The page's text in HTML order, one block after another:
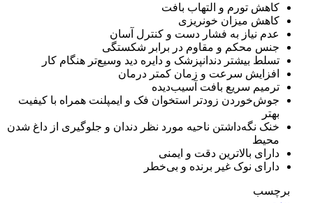
کاهش تورم و التهاب بافت
کاهش میزان خونریزی
عدم نیاز به فشار دست و کنترل آسان
جنس محکم و مقاوم در برابر شکستگی
تسلط بیشتر دندانپزشک و دایره دید وسیع‌تر هنگام کار
افزایش سرعت و زمان کمتر درمان
ترمیم سریع بافت آسیب‌دیده
جوش‌خوردن زودتر استخوان فک و ایمپلنت همراه با کیفیت
بهتر
خنک نگه‌داشتن ناحیه مورد نظر دندان و جلوگیری از داغ شدن
محیط
دارای بالاترین دقت و ایمنی
دارای نوک غیر برنده و بی‌خطر
برچسب